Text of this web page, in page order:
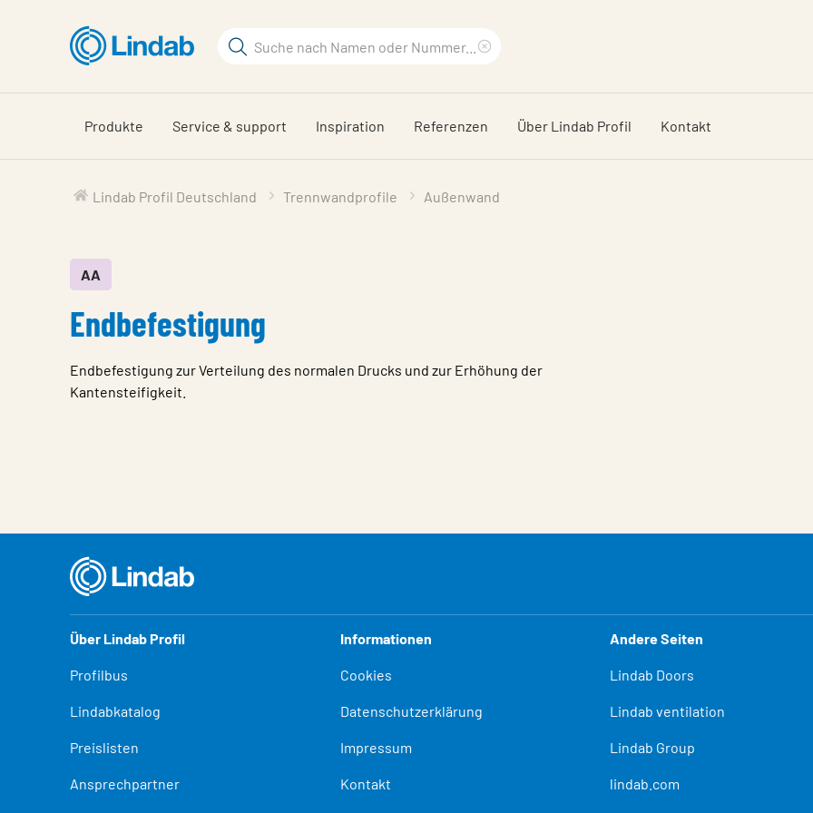
Hauptinhalt
Suchbegriff
durchsuchen
löschen
Produkte Service & support Inspiration Referenzen Über Lindab Profil Kontakt
Lindab Profil Deutschland Trennwandprofile Außenwand
AA
Endbefestigung
Endbefestigung zur Verteilung des normalen Drucks und zur Erhöhung der
Kantensteifigkeit.
Über Lindab Profil
Profilbus
Lindabkatalog
Preislisten
Ansprechpartner
Informationen
Cookies
Datenschutzerklärung
Impressum
Kontakt
Andere Seiten
Lindab Doors
Lindab ventilation
Lindab Group
lindab.com